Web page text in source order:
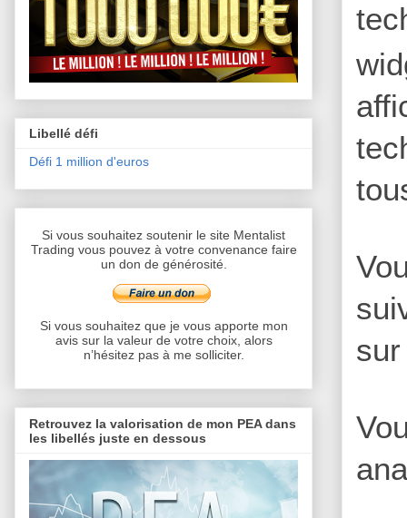
Libellé défi
Défi 1 million d'euros
Si vous souhaitez soutenir le site Mentalist
Trading vous pouvez à votre convenance faire
un don de générosité.
Si vous souhaitez que je vous apporte mon
avis sur la valeur de votre choix, alors
n’hésitez pas à me solliciter.
Retrouvez la valorisation de mon PEA dans
les libellés juste en dessous